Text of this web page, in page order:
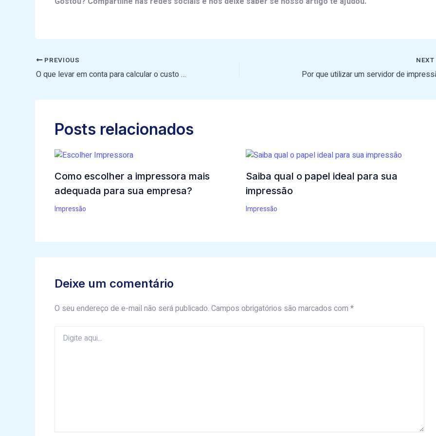
PREVIOUS
O que levar em conta para calcular o custo página em contratos de outsourcing de impressão
NEXT
Por que utilizar um servidor de
Posts relacionados
Como escolher a impressora mais
adequada para sua empresa?
Impressão
Saiba qual o papel ideal para sua
impressão
Impressão
Deixe um comentário
O seu endereço de e-mail não será publicado. Campos obrigatórios são marcados com *
Digite